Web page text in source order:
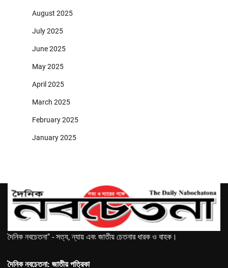
August 2025
July 2025
June 2025
May 2025
April 2025
March 2025
February 2025
January 2025
দৈনিক নবচেতনা" - সত্য, ন্যায় এবং জাতীয় চেতনার ধারক ও বাহক।
দৈনিক নবচেতনা: জাতীয় পত্রিকা